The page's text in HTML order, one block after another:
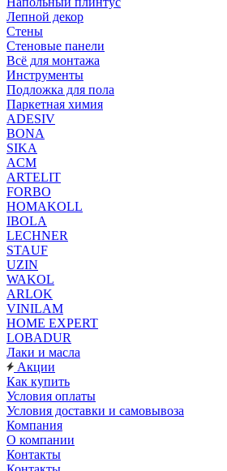
Лепной декор
Стены
Стеновые панели
Всё для монтажа
Инструменты
Подложка для пола
Паркетная химия
ADESIV
BONA
SIKA
ACM
ARTELIT
FORBO
HOMAKOLL
IBOLA
LECHNER
STAUF
UZIN
WAKOL
ARLOK
VINILAM
HOME EXPERT
LOBADUR
Лаки и масла
Акции
Как купить
Условия оплаты
Условия доставки и самовывоза
Компания
О компании
Контакты